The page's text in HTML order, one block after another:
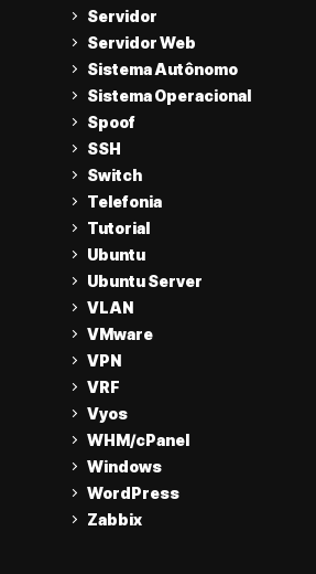
Servidor
Servidor Web
Sistema Autônomo
Sistema Operacional
Spoof
SSH
Switch
Telefonia
Tutorial
Ubuntu
Ubuntu Server
VLAN
VMware
VPN
VRF
Vyos
WHM/cPanel
Windows
WordPress
Zabbix